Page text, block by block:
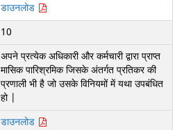
डाउनलोड
10
अपने प्रत्येक अधिकारी और कर्मचारी द्वारा प्राप्त
मासिक पारिश्रमिक जिसके अंतर्गत प्रतिकर की
प्रणाली भी है जो उसके विनियमों में यथा उपबंधित
हो |
डाउनलोड